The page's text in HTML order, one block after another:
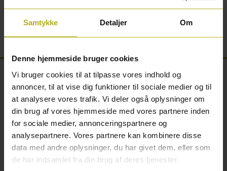
Samtykke Detaljer Om
Denne hjemmeside bruger cookies
Vi bruger cookies til at tilpasse vores indhold og
annoncer, til at vise dig funktioner til sociale medier og til
at analysere vores trafik. Vi deler også oplysninger om
din brug af vores hjemmeside med vores partnere inden
for sociale medier, annonceringspartnere og
analysepartnere. Vores partnere kan kombinere disse
data med andre oplysninger, du har givet dem, eller som
de har indsamlet fra din brug af deres tjenester.
betyder, at den er nem at håndtere. Den er desuden
hurtighærdende, og ideel til fugning af vinduer og
døre.
Andre kunder købte også